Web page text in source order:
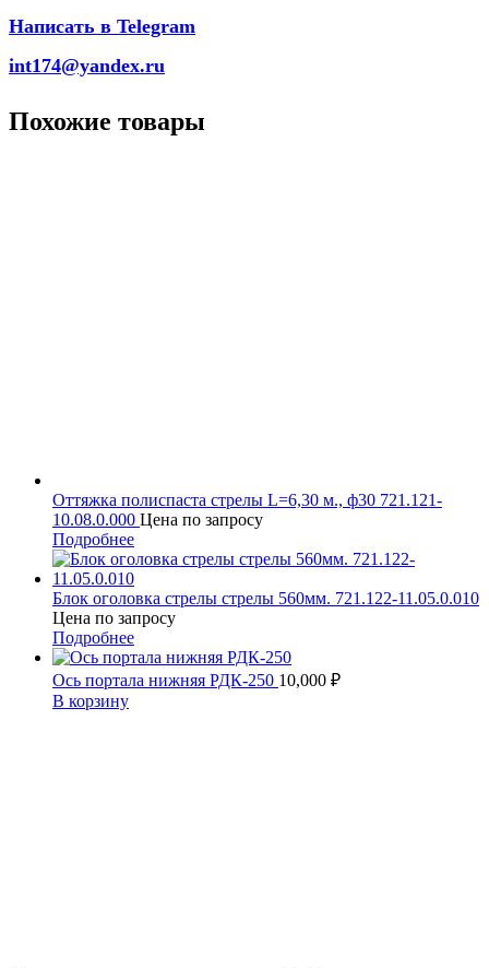
Написать в Telegram
int174@yandex.ru
Похожие товары
Оттяжка полиспаста стрелы L=6,30 м., ф30 721.121-
10.08.0.000 Цена по запросу
Подробнее
Блок оголовка стрелы стрелы 560мм. 721.122-11.05.0.010
Цена по запросу
Подробнее
Ось портала нижняя РДК-250 10,000 ₽
В корзину